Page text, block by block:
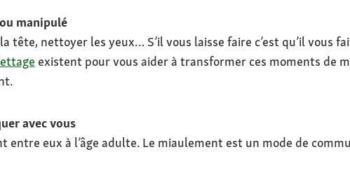
manipulé
tête, nettoyer les yeux… S’il vous laisse faire c’est qu’il vous
existent pour vous aider à transformer ces moments de
avec vous
entre eux à l’âge adulte. Le miaulement est un mode de